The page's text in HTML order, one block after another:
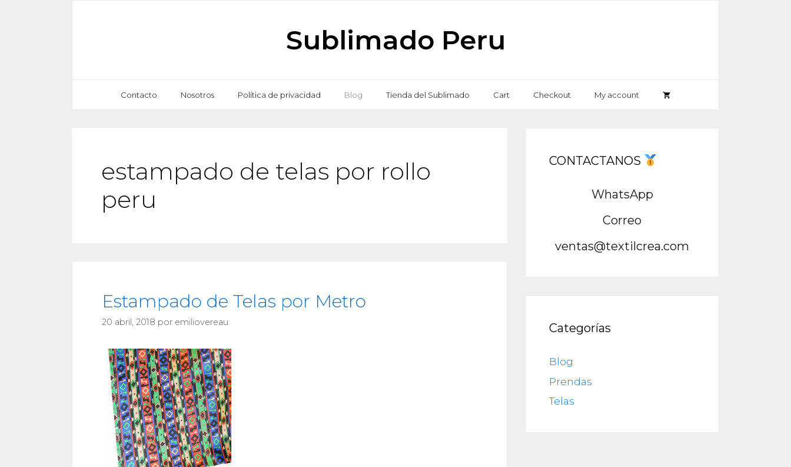
Sublimado Peru
Contacto Nosotros Política de privacidad Blog Tienda del Sublimado Cart Checkout My account
estampado de telas por rollo
peru
Estampado de Telas por Metro
20 abril, 2018 por emiliovereau
CONTACTANOS
WhatsApp
Correo
ventas@textilcrea.com
Categorías
Blog
Prendas
Telas